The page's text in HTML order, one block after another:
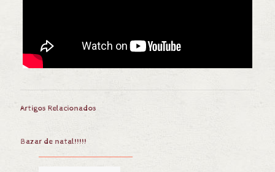
Artigos Relacionados
Bazar de natal!!!!!